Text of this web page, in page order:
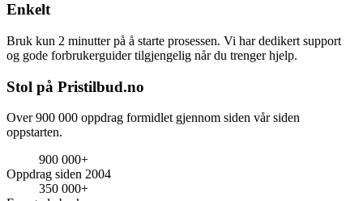
Enkelt
Bruk kun 2 minutter på å starte prosessen. Vi har dedikert support
og gode forbrukerguider tilgjengelig når du trenger hjelp.
Stol på Pristilbud.no
Over 900 000 oppdrag formidlet gjennom siden vår siden
oppstarten.
900 000+
Oppdrag siden 2004
350 000+